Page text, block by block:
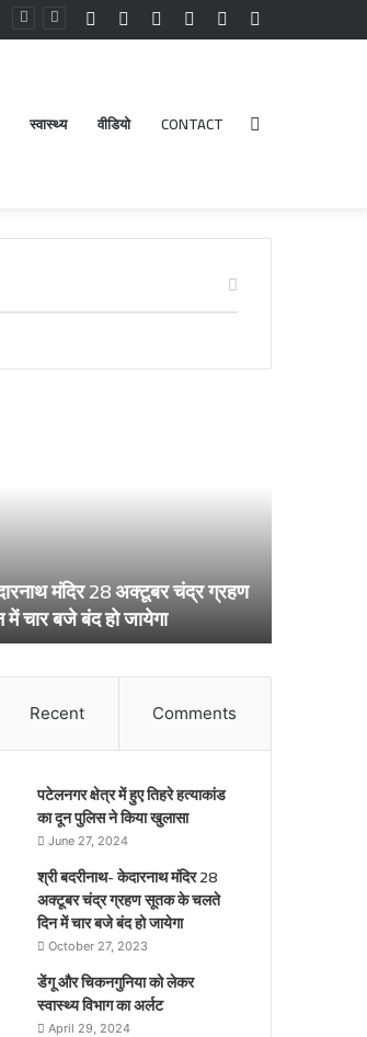
Random
Log
Instagram
YouTube
Facebook
स्वास्थ्य वीडियो CONTACT
अर्लटApril 29, 2024
डेंगू और चिकनगुनिया को लेकर स्वास्थ्य विभाग का
Recent Comments
पटेलनगर क्षेत्र में हुए तिहरे हत्याकांड
का दून पुलिस ने किया खुलासा
June 27, 2024
श्री बदरीनाथ- केदारनाथ मंदिर 28
अक्टूबर चंद्र ग्रहण सूतक के चलते
दिन में चार बजे बंद हो जायेगा
October 27, 2023
डेंगू और चिकनगुनिया को लेकर
स्वास्थ्य विभाग का अर्लट
April 29, 2024